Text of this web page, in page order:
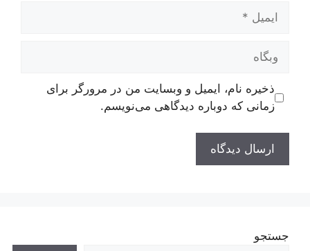
ایمیل
وبگاه
ذخیره نام، ایمیل و وبسایت من در مرورگر برای
زمانی که دوباره دیدگاهی می‌نویسم.
جستجو